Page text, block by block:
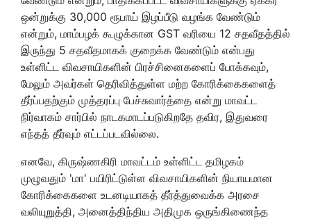
ஒன்றுக்கு 30,000 ரூபாய் இழப்பீடு வழங்க வேண்டும்
என்றும், மாம்பழக் கூழுக்கான GST வரியை 12 சதவீதத்தில்
இருந்து 5 சதவீதமாகக் குறைக்க வேண்டும் என்பது
உள்ளிட்ட விவசாயிகளின் பிரச்சினைகளைப் போக்கவும்,
மேலும் அவர்கள் தெரிவித்துள்ள மற்ற கோரிக்கைகளைத்
தீர்ப்பதற்கும் முத்தரப்பு பேச்சுவார்த்தை என்று மாவட்ட
நிர்வாகம் சார்பில் நாடகமாடப்படுகிறதே தவிர, இதுவரை
எந்தத் தீர்வும் எட்டப்படவில்லை.
எனவே, கிருஷ்ணகிரி மாவட்டம் உள்ளிட்ட தமிழகம்
முழுவதும் 'மா' பயிரிட்டுள்ள விவசாயிகளின் நியாயமான
கோரிக்கைகளை உடனடியாகத் தீர்த்துவைக்க அரசை
வலியுறுத்தி, அனைத்திந்திய அதிமுக ஒருங்கிணைந்த